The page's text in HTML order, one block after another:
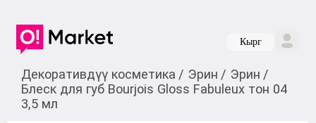
Кырг
Декоративдүү косметика / Эрин / Эрин /
Блеск для губ Bourjois Gloss Fabuleux тон 04
3,5 мл